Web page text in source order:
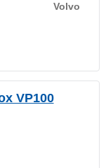
Volvo
VP100